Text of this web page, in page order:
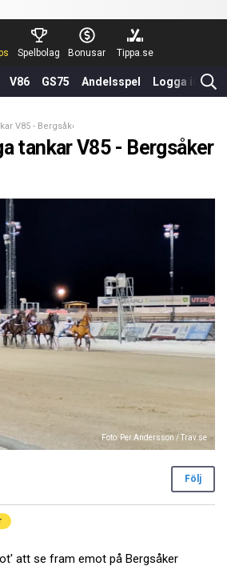
Spelbolag Bonusar Tippa.se
V86 GS75 Andelsspel Logga in
V85 - Bergsåker 8/11
tankar V85 - Bergsåker
Foto: Per Andersson / Trav.se
Följ
att se fram emot på Bergsåker